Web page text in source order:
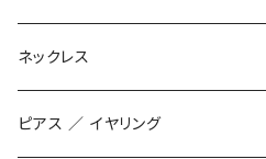
数珠ブレスレット
STONE ONLY
ブレイドブレスレット
ネックレス
オリジナル
ピアス ／ イヤリング